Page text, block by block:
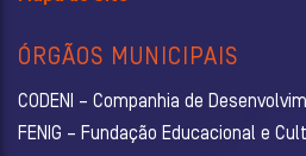
ÓRGÃOS MUNICIPAIS
CODENI – Companhia de
FENIG – Fundação Educacional e